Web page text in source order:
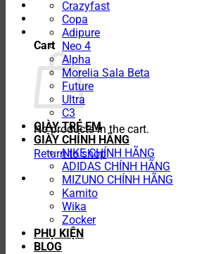
Cart
No products in the cart.
Return to shop
Crazyfast
Copa
Adipure
Neo 4
Alpha
Morelia Sala Beta
Future
Ultra
C3
GIÀY TRẺ EM
GIÀY CHÍNH HÃNG
NIKE CHÍNH HÃNG
ADIDAS CHÍNH HÃNG
MIZUNO CHÍNH HÃNG
Kamito
Wika
Zocker
PHỤ KIỆN
BLOG